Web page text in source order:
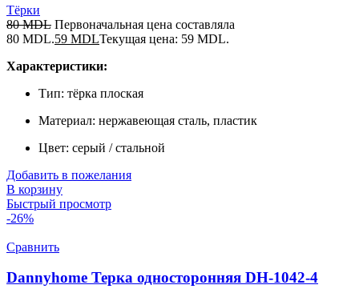
Тёрки
80MDL Первоначальная цена составляла
80 MDL.59 MDLТекущая цена: 59 MDL.
Характеристики:
Тип: тёрка плоская
Материал: нержавеющая сталь, пластик
Цвет: серый / стальной
Добавить в пожелания
В корзину
Быстрый просмотр
-26%
Сравнить
Dannyhome Терка односторонняя DH-1042-4